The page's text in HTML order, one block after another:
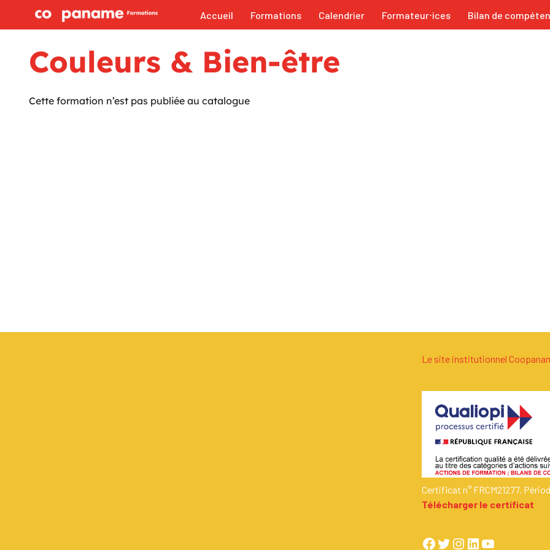
Aller
contenu
Accueil Formations Calendrier Formateur⋅ices Bilan de
Couleurs & Bien-être
Cette formation n’est pas publiée au catalogue
Le site institutionnel
Certificat n° FRCM21277.
Télécharger le certificat